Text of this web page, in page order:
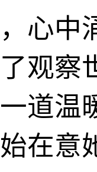
心中
观察
道温
在意